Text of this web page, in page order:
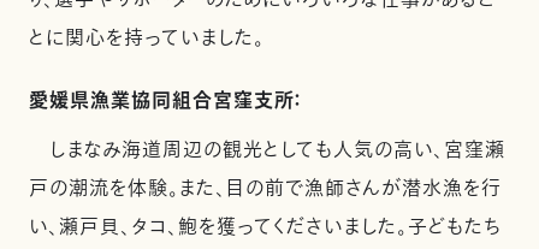
とに関心を持っていました。
愛媛県漁業協同組合宮窪支所：
しまなみ海道周辺の観光としても人気の高い、宮窪瀬
戸の潮流を体験。また、目の前で漁師さんが潜水漁を行
い、瀬戸貝、タコ、鮑を獲ってくださいました。子どもたち